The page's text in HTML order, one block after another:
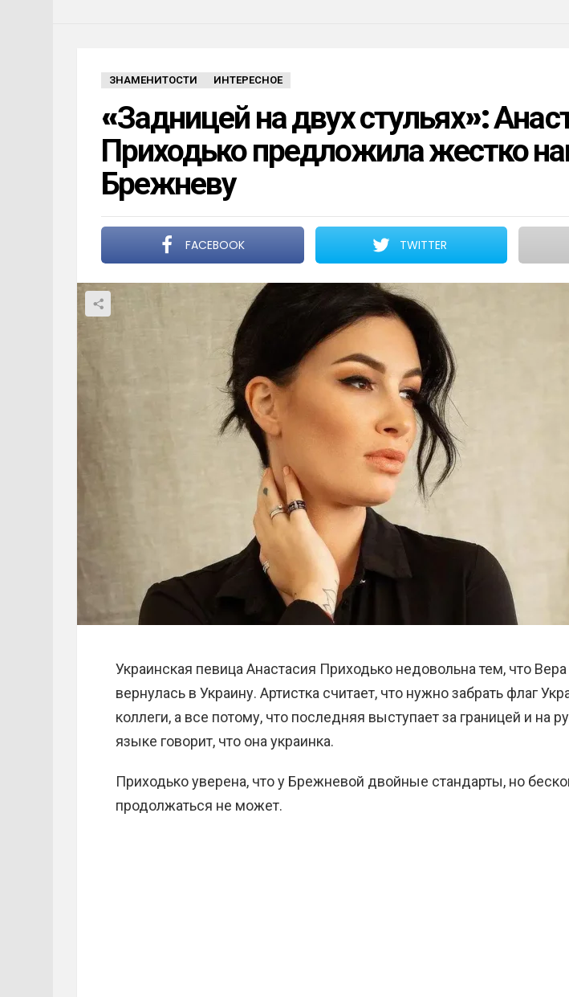
ЗНАМЕНИТОСТИ ИНТЕРЕСНОЕ
«Задницей на двух стульях»:
Приходько предложила жестко
Брежневу
FACEBOOK TWITTER
Украинская певица Анастасия Приходько недовольна тем, что
вернулась в Украину. Артистка считает, что нужно забрать флаг
коллеги, а все потому, что последняя выступает за границей и на
языке говорит, что она украинка.
Приходько уверена, что у Брежневой двойные стандарты, но
продолжаться не может.